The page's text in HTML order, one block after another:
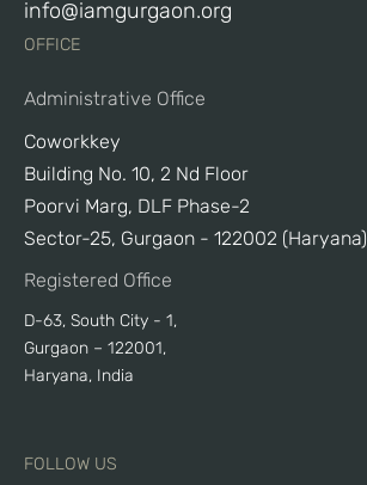
info@iamgurgaon.org
OFFICE
Administrative Office
Coworkkey
Building No. 10, 2 Nd Floor
Poorvi Marg, DLF Phase-2
Sector-25, Gurgaon - 122002 (Haryana)
Registered Office
D-63, South City - 1,
Gurgaon – 122001,
Haryana, India
FOLLOW US